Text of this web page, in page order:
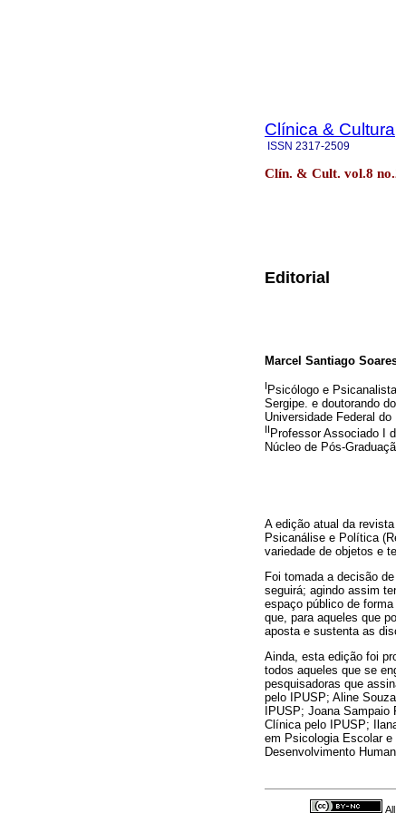
Clínica & Cultura
ISSN 2317-2509
Clín. & Cult. vol.8
Editorial
Marcel Santiago
I Psicólogo e
Sergipe. e doutorando
Universidade Federal do
II Professor Associado I
Núcleo de Pós-
A edição atual da
Psicanálise e Política
variedade de objetos e
Foi tomada a decisão
seguirá; agindo assim
espaço público de
que, para aqueles que
aposta e sustenta as
Ainda, esta edição foi
todos aqueles que se
pesquisadoras que
pelo IPUSP; Aline
IPUSP; Joana
Clínica pelo IPUSP;
em Psicologia Escolar
Desenvolvimento